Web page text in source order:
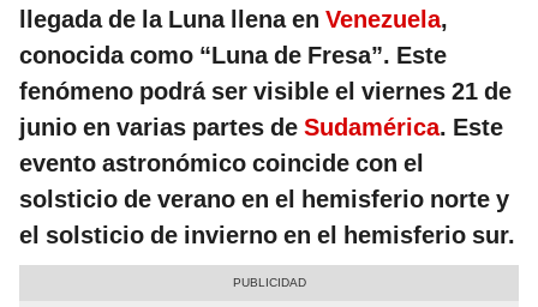
llegada de la Luna llena en Venezuela,
conocida como “Luna de Fresa”. Este
fenómeno podrá ser visible el viernes 21 de
junio en varias partes de Sudamérica. Este
evento astronómico coincide con el
solsticio de verano en el hemisferio norte y
el solsticio de invierno en el hemisferio sur.